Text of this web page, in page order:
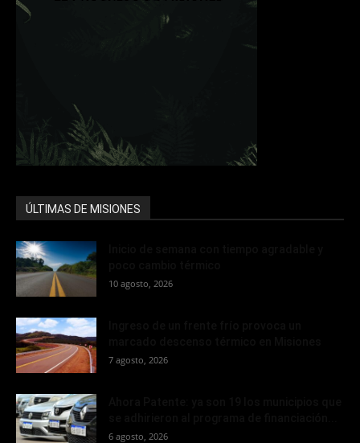
ÚLTIMAS DE MISIONES
10 agosto, 2026
7 agosto, 2026
6 agosto, 2026